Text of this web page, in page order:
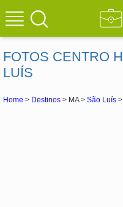
FOTOS CENTRO
LUÍS
Home > Destinos > MA > São Luís